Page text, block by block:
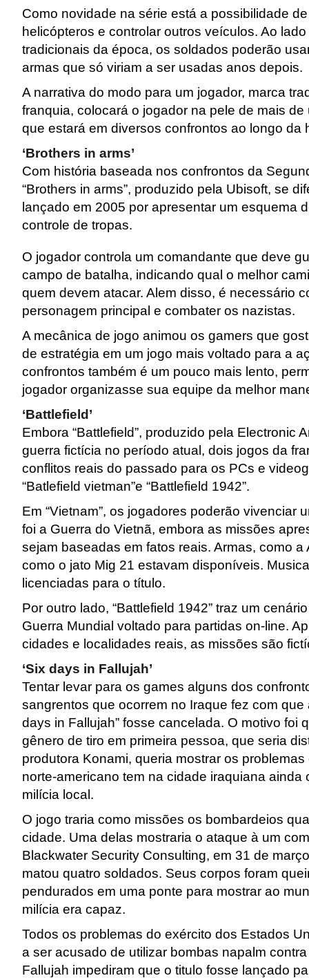
Como novidade na série está a possibilidade
helicópteros e controlar outros veículos. Ao
tradicionais da época, os soldados poderão
armas que só viriam a ser usadas anos depois.
A narrativa do modo para um jogador, marca
franquia, colocará o jogador na pele de mais
que estará em diversos confrontos ao longo da
‘Brothers in arms’
Com história baseada nos confrontos da
“Brothers in arms”, produzido pela Ubisoft, se
lançado em 2005 por apresentar um esquema
controle de tropas.
O jogador controla um comandante que deve
campo de batalha, indicando qual o melhor
quem devem atacar. Alem disso, é necessário
personagem principal e combater os nazistas.
A mecânica de jogo animou os gamers que
de estratégia em um jogo mais voltado para a
confrontos também é um pouco mais lento,
jogador organizasse sua equipe da melhor
‘Battlefield’
Embora “Battlefield”, produzido pela Electronic
guerra fictícia no período atual, dois jogos da
conflitos reais do passado para os PCs e
“Batlefield vietman”e “Battlefield 1942”.
Em “Vietnam”, os jogadores poderão vivenciar
foi a Guerra do Vietnã, embora as missões
sejam baseadas em fatos reais. Armas, como a
como o jato Mig 21 estavam disponíveis.
licenciadas para o título.
Por outro lado, “Battlefield 1942” traz um
Guerra Mundial voltado para partidas on-line.
cidades e localidades reais, as missões são
‘Six days in Fallujah’
Tentar levar para os games alguns dos
sangrentos que ocorrem no Iraque fez com que
days in Fallujah” fosse cancelada. O motivo foi
gênero de tiro em primeira pessoa, que seria
produtora Konami, queria mostrar os
norte-americano tem na cidade iraquiana ainda
milícia local.
O jogo traria como missões os bombardeios
cidade. Uma delas mostraria o ataque à um
Blackwater Security Consulting, em 31 de
matou quatro soldados. Seus corpos foram
pendurados em uma ponte para mostrar ao
milícia era capaz.
Todos os problemas do exército dos Estados
a ser acusado de utilizar bombas napalm
Fallujah impediram que o titulo fosse lançado